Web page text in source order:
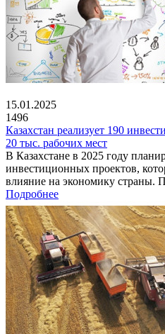
15.01.2025
1496
Казахстан реализует 190
20 тыс. рабочих мест
В Казахстане в 2025 году
инвестиционных проектов,
влияние на экономику страны.
Подробнее